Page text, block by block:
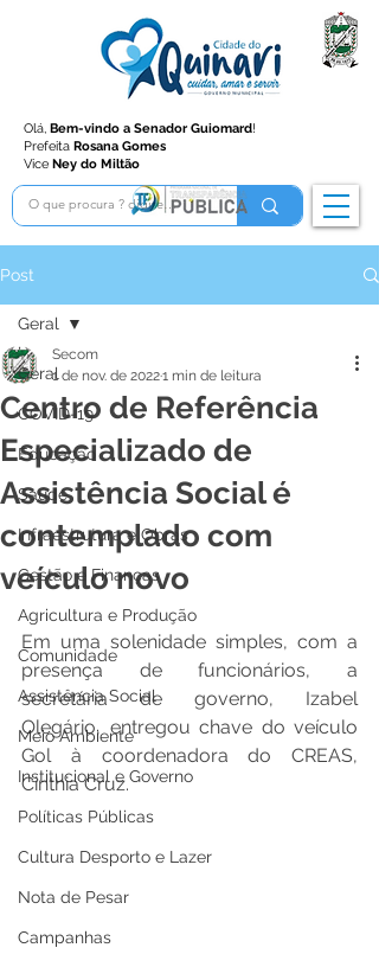
Olá, Bem-vindo a Senador Guiomard!
Prefeita Rosana Gomes
Vice Ney do Miltão
Post
Geral
COVID-19
Educação
Saúde
Infraestrutura e Obras
Gestão e Finanças
Agricultura e Produção
Comunidade
Assistência Social
Meio Ambiente
Institucional e Governo
Políticas Públicas
Cultura Desporto e Lazer
Nota de Pesar
Campanhas
Geral
Centro de Referência
Especializado de
Assistência Social é
contemplado com
veículo novo
Secom
1 de nov. de 20221 min de leitura
Em uma solenidade simples, com a
presença de funcionários, a
secretária de governo, Izabel
Olegário, entregou chave do veículo
Gol à coordenadora do CREAS,
Cinthia Cruz.